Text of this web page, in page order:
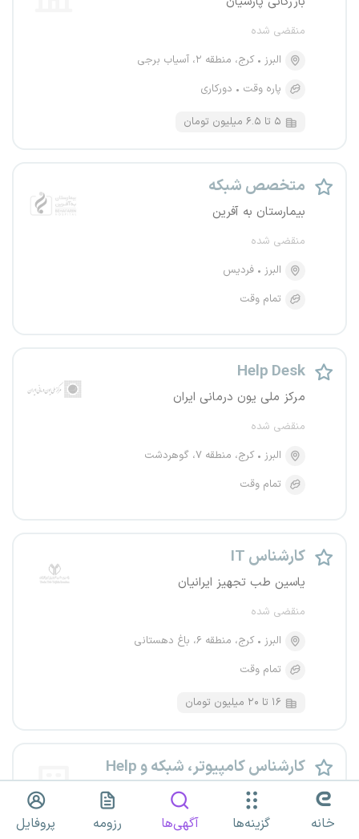
منقضی شده
البرز
کرج، منطقه ۲، آسیاب برجی
پاره وقت
دورکاری
۵ تا ۶.۵ میلیون تومان
متخصص شبکه
بیمارستان به آفرین
منقضی شده
البرز
فردیس
تمام وقت
Help Desk
مرکز ملی یون درمانی ایران
منقضی شده
البرز
کرج، منطقه ۷، گوهردشت
تمام وقت
کارشناس IT
یاسین طب تجهیز ایرانیان
منقضی شده
البرز
کرج، منطقه ۶، باغ دهستانی
تمام وقت
۱۶ تا ۲۰ میلیون تومان
کارشناس کامپیوتر، شبکه و Help
یک مجموعه معتبر خانه گزینه‌ها آگهی‌ها رزومه پروفایل